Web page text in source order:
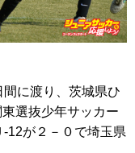
に渡り、茨城県ひ
選抜少年サッカー
12が２－０で埼玉県